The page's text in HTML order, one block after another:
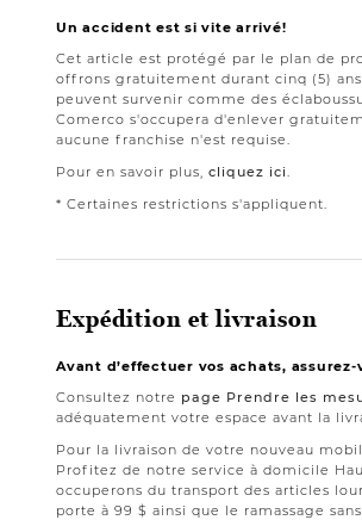
Un accident est si vite arrivé!
Cet article est protégé par le plan de
offrons gratuitement durant cinq (5)
peuvent survenir comme des
Comerco s'occupera d'enlever
aucune franchise n'est requise.
Pour en savoir plus, cliquez ici.
* Certaines restrictions s'appliquent.
Expédition et livraison
Avant d’effectuer vos achats,
Consultez notre page Prendre les
adéquatement votre espace avant la
Pour la livraison de votre nouveau
Profitez de notre service à domicile
occuperons du transport des articles
porte à 99 $ ainsi que le ramassage